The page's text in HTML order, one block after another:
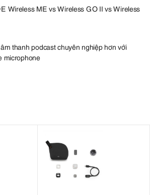
Wireless ME vs Wireless GO II vs Wireless
thanh podcast chuyên nghiệp hơn với
microphone